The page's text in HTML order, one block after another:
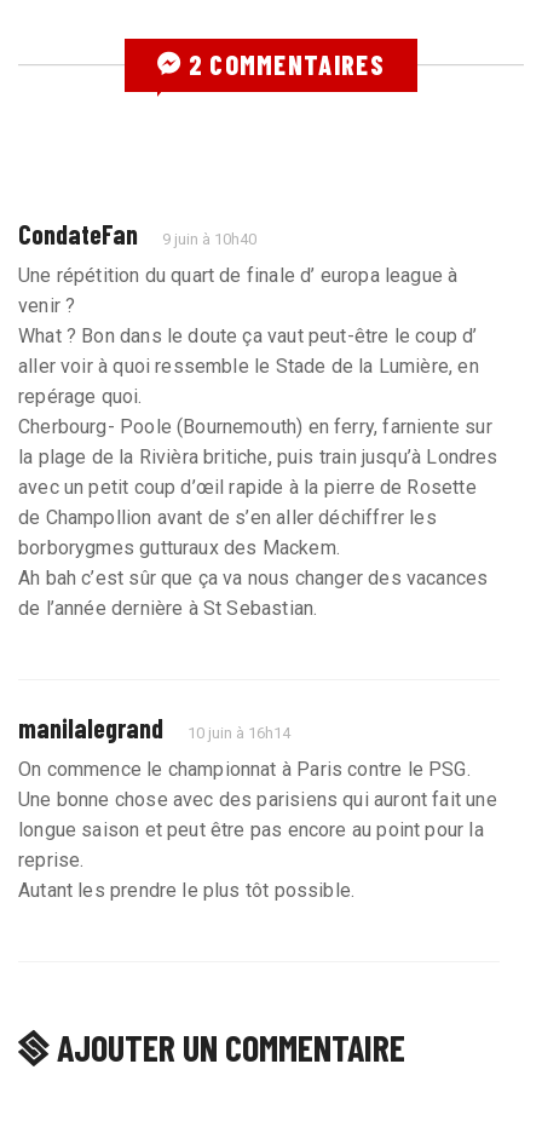
2 COMMENTAIRES
CondateFan 9 juin à 10h40
Une répétition du quart de finale d’ europa league à
venir ?
What ? Bon dans le doute ça vaut peut-être le coup d’
aller voir à quoi ressemble le Stade de la Lumière, en
repérage quoi.
Cherbourg- Poole (Bournemouth) en ferry, farniente sur
la plage de la Rivièra britiche, puis train jusqu’à Londres
avec un petit coup d’œil rapide à la pierre de Rosette
de Champollion avant de s’en aller déchiffrer les
borborygmes gutturaux des Mackem.
Ah bah c’est sûr que ça va nous changer des vacances
de l’année dernière à St Sebastian.
manilalegrand 10 juin à 16h14
On commence le championnat à Paris contre le PSG.
Une bonne chose avec des parisiens qui auront fait une
longue saison et peut être pas encore au point pour la
reprise.
Autant les prendre le plus tôt possible.
AJOUTER UN COMMENTAIRE